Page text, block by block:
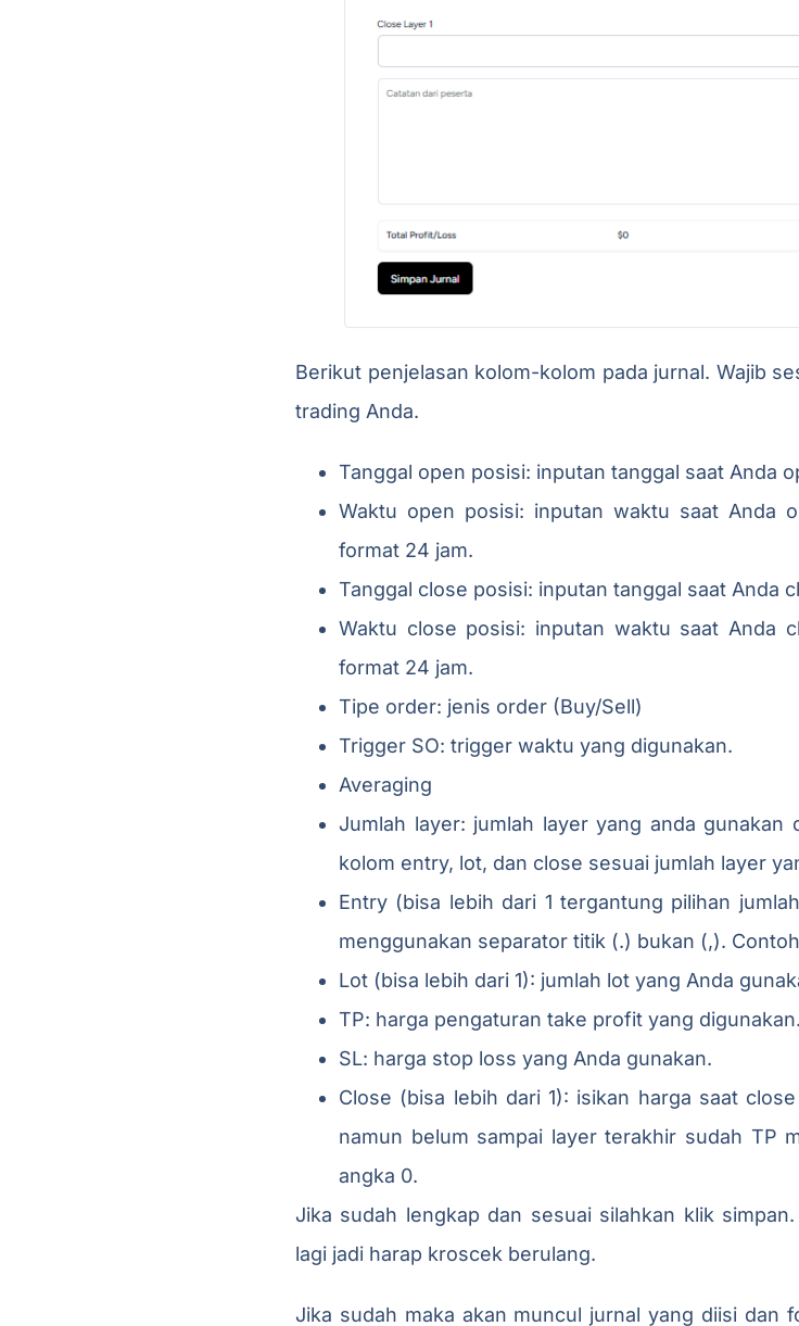
Berikut penjelasan kolom-kolom pada jurnal. Wajib
trading Anda.
Tanggal open posisi: inputan tanggal saat Anda
Waktu open posisi: inputan waktu saat Anda
format 24 jam.
Tanggal close posisi: inputan tanggal saat Anda
Waktu close posisi: inputan waktu saat Anda
format 24 jam.
Tipe order: jenis order (Buy/Sell)
Trigger SO: trigger waktu yang digunakan.
Averaging
Jumlah layer: jumlah layer yang anda gunakan
kolom entry, lot, dan close sesuai jumlah layer
Entry (bisa lebih dari 1 tergantung pilihan
menggunakan separator titik (.) bukan (,).
Lot (bisa lebih dari 1): jumlah lot yang Anda
TP: harga pengaturan take profit yang digunakan.
SL: harga stop loss yang Anda gunakan.
Close (bisa lebih dari 1): isikan harga saat
namun belum sampai layer terakhir sudah TP
angka 0.
Jika sudah lengkap dan sesuai silahkan klik
lagi jadi harap kroscek berulang.
Jika sudah maka akan muncul jurnal yang diisi dan